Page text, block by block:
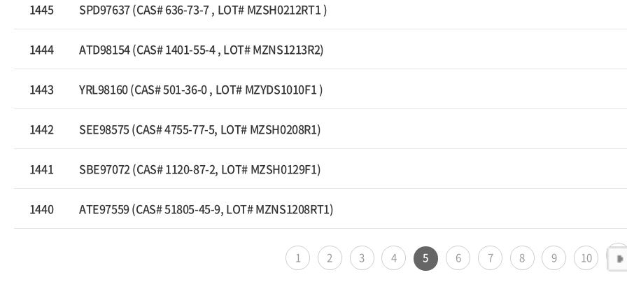
1445 SPD97637 (CAS# 636-73-7 , LOT# MZSH0212RT1 )
1444 ATD98154 (CAS# 1401-55-4 , LOT# MZNS1213R2)
1443 YRL98160 (CAS# 501-36-0 , LOT# MZYDS1010F1 )
1442 SEE98575 (CAS# 4755-77-5, LOT# MZSH0208R1)
1441 SBE97072 (CAS# 1120-87-2, LOT# MZSH0129F1)
1440 ATE97559 (CAS# 51805-45-9, LOT# MZNS1208RT1)
1 2 3 4 5 6 7 8 9 10